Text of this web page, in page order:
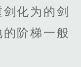
化为的剑
阶梯一般